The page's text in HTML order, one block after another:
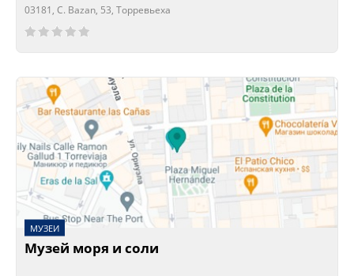
03181, C. Bazan, 53, Торревьеха
Сейчас открыто!
Сейчас закрыто!
МУЗЕИ
Музей моря и соли